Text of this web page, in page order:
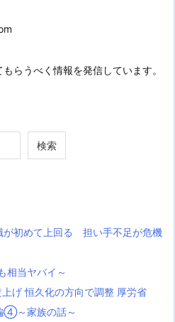
らうべく情報を発信しています。
検索
が初めて上回る 担い手不足が危機
当ヤバイ～
げ 恒久化の方向で調整 厚労省
④～家族の話～